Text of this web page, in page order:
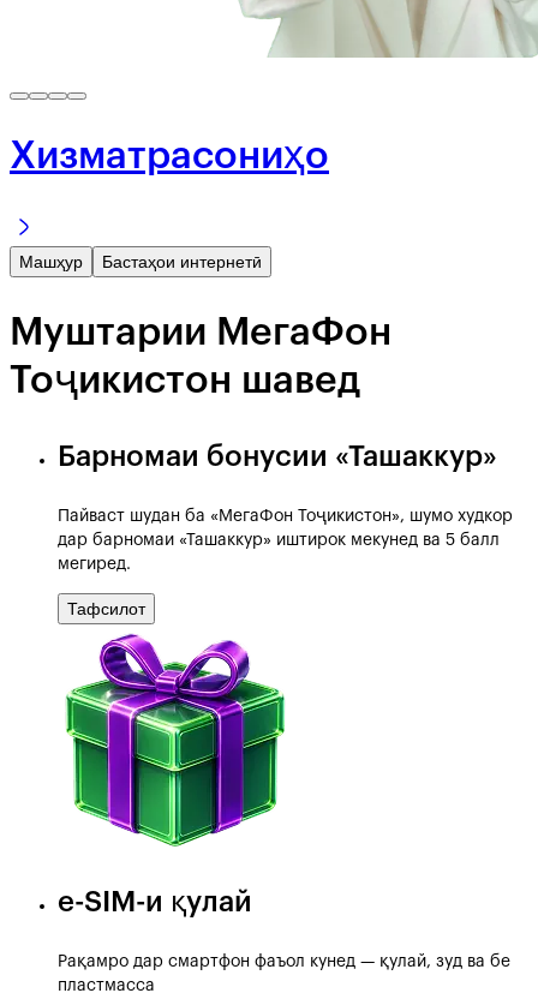
Хизматрасониҳо
Машҳур Бастаҳои интернетӣ
Муштарии МегаФон
Тоҷикистон шавед
Барномаи бонусии «Ташаккур»
Пайваст шудан ба «МегаФон Тоҷикистон», шумо худкор
дар барномаи «Ташаккур» иштирок мекунед ва 5 балл
мегиред.
Тафсилот
e-SIM-и қулай
Рақамро дар смартфон фаъол кунед — қулай, зуд ва бе
пластмасса